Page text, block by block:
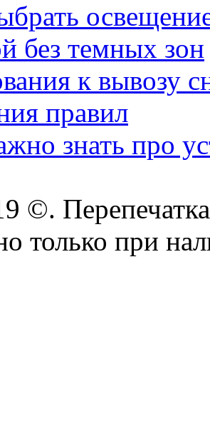
без темных зон
к вывозу
правил
знать про
©. Перепечатка
только при